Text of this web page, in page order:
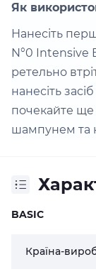
Як
Нанесіть
N°0 Intensive
ретельно
нанесіть
почекайте ще
шампунем та
BASIC
Країна-